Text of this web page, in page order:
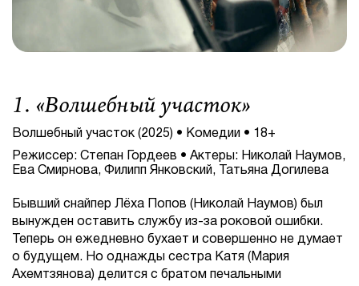
1. «Волшебный участок»
Волшебный участок (2025) • Комедии • 18+
Режиссер: Степан Гордеев • Актеры: Николай Наумов,
Ева Смирнова, Филипп Янковский, Татьяна Догилева
Бывший снайпер Лёха Попов (Николай Наумов) был
вынужден оставить службу из-за роковой ошибки.
Теперь он ежедневно бухает и совершенно не думает
о будущем. Но однажды сестра Катя (Мария
Ахемтзянова) делится с братом печальными